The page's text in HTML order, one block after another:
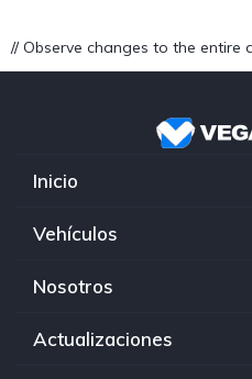
// Observe changes to the entire
Inicio
Vehículos
Nosotros
Actualizaciones